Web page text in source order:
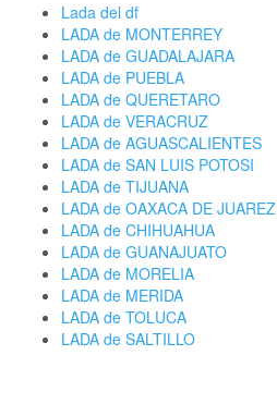
Lada del df
LADA de MONTERREY
LADA de GUADALAJARA
LADA de PUEBLA
LADA de QUERETARO
LADA de VERACRUZ
LADA de AGUASCALIENTES
LADA de SAN LUIS POTOSI
LADA de TIJUANA
LADA de OAXACA DE JUAREZ
LADA de CHIHUAHUA
LADA de GUANAJUATO
LADA de MORELIA
LADA de MERIDA
LADA de TOLUCA
LADA de SALTILLO